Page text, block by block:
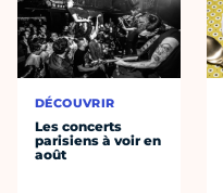
DÉCOUVRIR
Les concerts
parisiens à voir en
août